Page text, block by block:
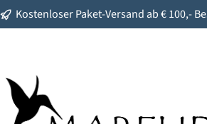
Zur Hauptnavigation springen
Kostenloser Paket-Versand ab € 100,-